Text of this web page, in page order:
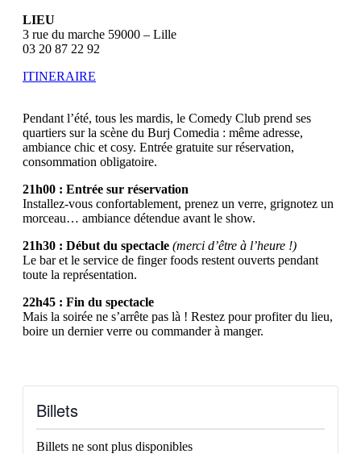
LIEU
3 rue du marche 59000 – Lille
03 20 87 22 92
ITINERAIRE
Pendant l’été, tous les mardis, le Comedy Club prend ses
quartiers sur la scène du Burj Comedia : même adresse,
ambiance chic et cosy. Entrée gratuite sur réservation,
consommation obligatoire.
21h00 : Entrée sur réservation
Installez-vous confortablement, prenez un verre, grignotez un
morceau… ambiance détendue avant le show.
21h30 : Début du spectacle (merci d’être à l’heure !)
Le bar et le service de finger foods restent ouverts pendant
toute la représentation.
22h45 : Fin du spectacle
Mais la soirée ne s’arrête pas là ! Restez pour profiter du lieu,
boire un dernier verre ou commander à manger.
Billets
Billets ne sont plus disponibles